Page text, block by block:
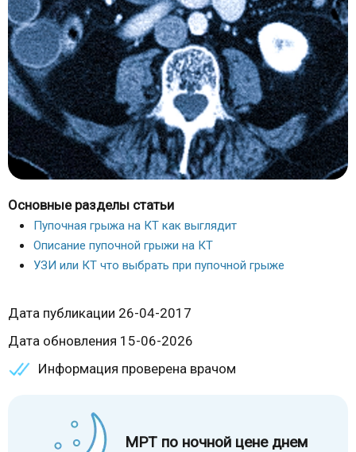
Основные разделы статьи
Пупочная грыжа на КТ как выглядит
Описание пупочной грыжи на КТ
УЗИ или КТ что выбрать при пупочной грыже
Дата публикации 26-04-2017
Дата обновления 15-06-2026
Информация проверена врачом
МРТ по ночной цене днем